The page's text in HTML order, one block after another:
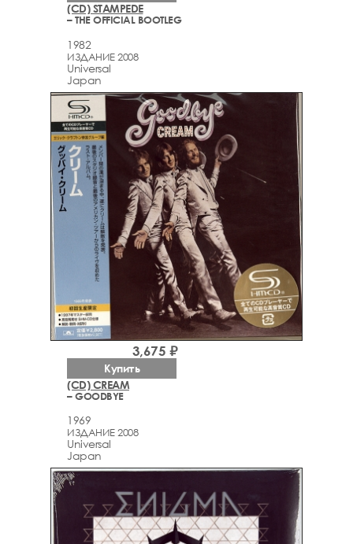
(CD) STAMPEDE
– THE OFFICIAL BOOTLEG
1982
ИЗДАНИЕ 2008
Universal
Japan
(CD) CREAM
– GOODBYE
1969
ИЗДАНИЕ 2008
Universal
Japan
3,675 ₽
Купить